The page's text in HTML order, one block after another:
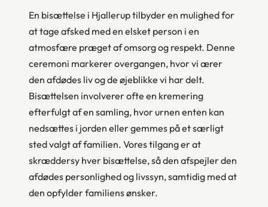
En bisættelse i Hjallerup tilbyder en mulighed for
at tage afsked med en elsket person i en
atmosfære præget af omsorg og respekt. Denne
ceremoni markerer overgangen, hvor vi ærer
den afdødes liv og de øjeblikke vi har delt.
Bisættelsen involverer ofte en kremering
efterfulgt af en samling, hvor urnen enten kan
nedsættes i jorden eller gemmes på et særligt
sted valgt af familien. Vores tilgang er at
skræddersy hver bisættelse, så den afspejler den
afdødes personlighed og livssyn, samtidig med at
den opfylder familiens ønsker.